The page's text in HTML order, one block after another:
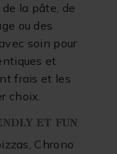
la pâte, de
ou des
soin pour
et
frais et les
choix.
ET FUN
Chrono